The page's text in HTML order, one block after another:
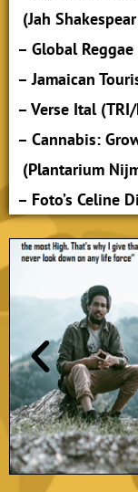
(Jah
– Global
– Jamaican
– Verse Ital
– Cannabis:
(Plantarium
– Foto’s Celine